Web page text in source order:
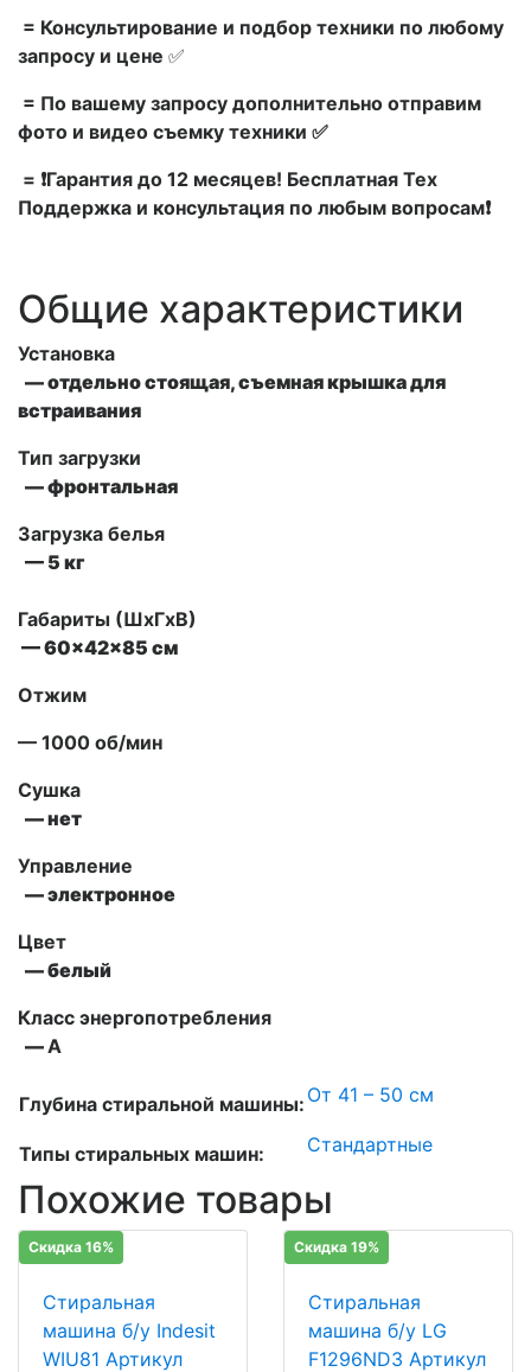
= Консультирование и подбор техники по любому
запросу и цене ✅
= По вашему запросу дополнительно отправим
фото и видео съемку техники ✅
= ❗Гарантия до 12 месяцев! Бесплатная Тех
Поддержка и консультация по любым вопросам❗
Общие характеристики
Установка
— отдельно стоящая, съемная крышка для
встраивания
Тип загрузки
— фронтальная
Загрузка белья
— 5 кг
Габариты (ШxГxВ)
— 60x42x85 см
Отжим
— 1000 об/мин
Сушка
— нет
Управление
— электронное
Цвет
— белый
Класс энергопотребления
—А
Глубина стиральной машины: От 41 – 50 см
Типы стиральных машин: Стандартные
Похожие товары
Скидка 16%
Стиральная
машина б/у Indesit
WIU81 Артикул
Скидка 19%
Стиральная
машина б/у LG
F1296ND3 Артикул